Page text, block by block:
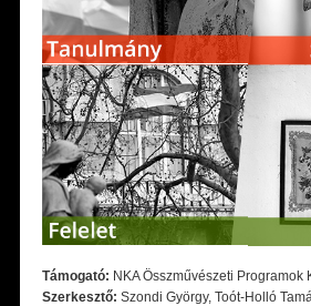
Támogató: NKA Összművészeti Programok
Szerkesztő: Szondi György, Toót-Holló